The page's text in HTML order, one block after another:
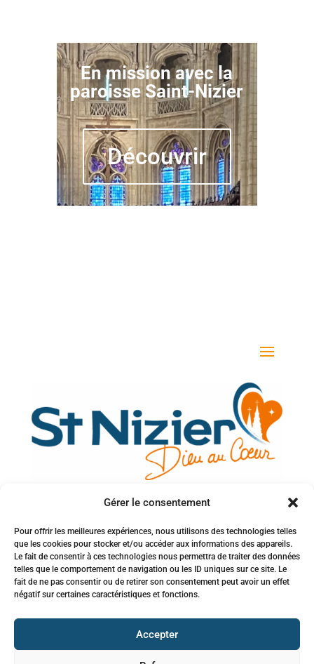
Gérer le consentement
Pour offrir les meilleures expériences, nous utilisons des technologies telles
que les cookies pour stocker et/ou accéder aux informations des appareils.
Le fait de consentir à ces technologies nous permettra de traiter des données
telles que le comportement de navigation ou les ID uniques sur ce site. Le
fait de ne pas consentir ou de retirer son consentement peut avoir un effet
négatif sur certaines caractéristiques et fonctions.
Accepter
En mission avec la
paroisse Saint-Nizier
Découvrir
Votre adresse e-mail
Inscription à la newsletter